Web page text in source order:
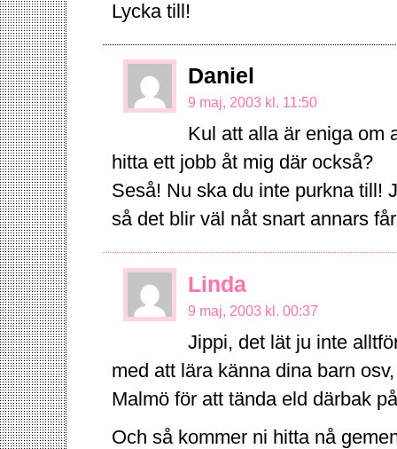
Lycka till!
Daniel
9 maj, 2003 kl. 11:50
Kul att alla är eniga om
hitta ett jobb åt mig där också?
Seså! Nu ska du inte purkna till!
så det blir väl nåt snart annars
Linda
9 maj, 2003 kl. 00:37
Jippi, det lät ju inte
med att lära känna dina barn
Malmö för att tända eld därbak
Och så kommer ni hitta nå